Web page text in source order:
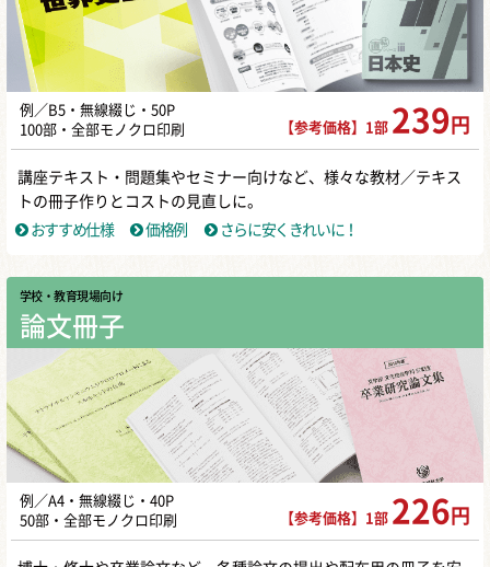
同人誌即売会でレジアプリを使ったこ
とがある方はいますか？ 同人誌即売会
では、混雑時に会計のやりとりが混乱
してしまうことも […]
同人誌1kgの重さはどのくらい？手搬
「同人誌をイベントに持って行きた
い！」そんなときに気になるのが「重
きるこ...
同人活動をしていて、「売れない…」
と感じることはありませんか？ 同人誌
が売れないことは、多くの人がぶつか
る壁です。 楽し […]
同人誌即売会に一般参加するときのマ
ナーは...
例／B5・無線綴じ・50P
100部・全部モノクロ印刷
【参考価格】1部 239 円
講座テキスト・問題集やセミナー向けなど、様々な教材／テキス
トの冊子作りとコストの見直しに。
おすすめ仕様
価格例 さらに安くきれいに！
学校・教育現場向け
論文冊子
例／A4・無線綴じ・40P
50部・全部モノクロ印刷
【参考価格】1部 226 円